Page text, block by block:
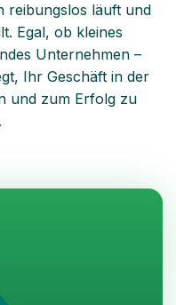
reibungslos läuft und
Egal, ob kleines
Unternehmen –
Ihr Geschäft in der
und zum Erfolg zu